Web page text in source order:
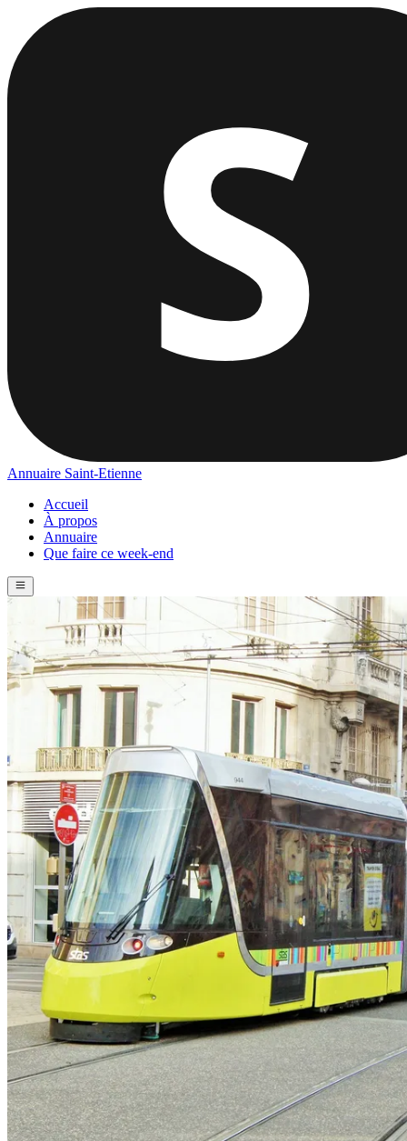
Annuaire Saint-Etienne
Accueil
À propos
Annuaire
Que faire ce week-end